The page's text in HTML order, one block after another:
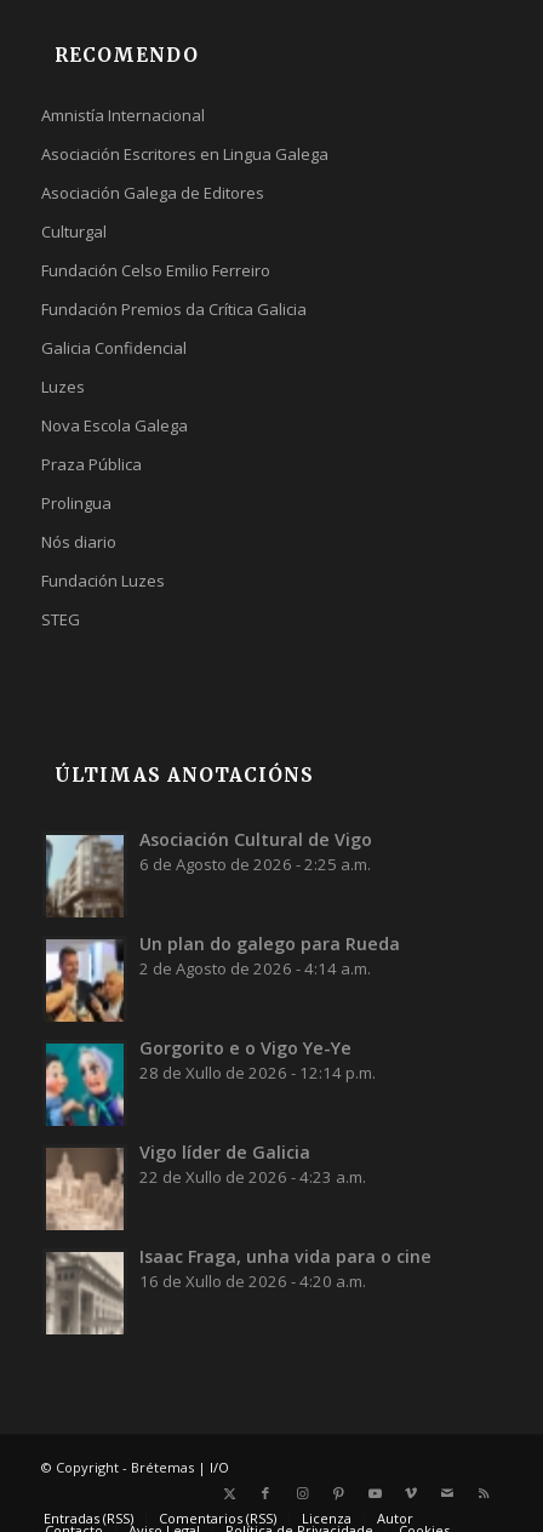
RECOMENDO
Amnistía Internacional
Asociación Escritores en Lingua Galega
Asociación Galega de Editores
Culturgal
Fundación Celso Emilio Ferreiro
Fundación Premios da Crítica Galicia
Galicia Confidencial
Luzes
Nova Escola Galega
Praza Pública
Prolingua
Nós diario
Fundación Luzes
STEG
ÚLTIMAS ANOTACIÓNS
Asociación Cultural de Vigo
6 de Agosto de 2026 - 2:25 a.m.
Un plan do galego para Rueda
2 de Agosto de 2026 - 4:14 a.m.
Gorgorito e o Vigo Ye-Ye
28 de Xullo de 2026 - 12:14 p.m.
Vigo líder de Galicia
22 de Xullo de 2026 - 4:23 a.m.
Isaac Fraga, unha vida para o cine
16 de Xullo de 2026 - 4:20 a.m.
© Copyright - Brétemas | I/O
Entradas (RSS) Comentarios (RSS) Licenza Autor